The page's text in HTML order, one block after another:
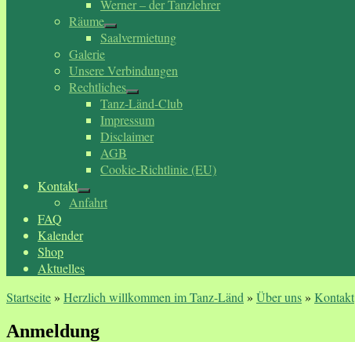
Werner – der Tanzlehrer
Räume
Saalvermietung
Galerie
Unsere Verbindungen
Rechtliches
Tanz-Länd-Club
Impressum
Disclaimer
AGB
Cookie-Richtlinie (EU)
Kontakt
Anfahrt
FAQ
Kalender
Shop
Aktuelles
Startseite» Herzlich willkommen im Tanz-Länd » Über uns» Kontakt
Anmeldung